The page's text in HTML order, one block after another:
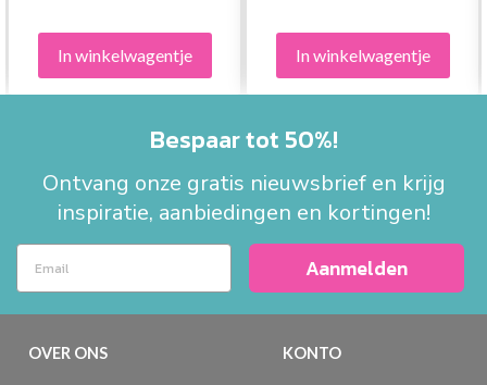
In winkelwagentje In winkelwagentje
Bespaar tot 50%!
Ontvang onze gratis nieuwsbrief en krijg
inspiratie, aanbiedingen en kortingen!
Aanmelden
OVER ONS KONTO